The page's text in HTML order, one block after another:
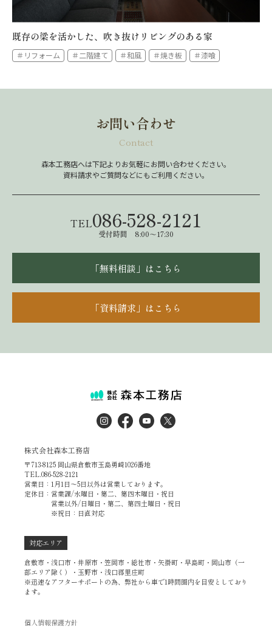
既存の梁を活かした、吹き抜けリビングのある家
＃リフォーム ＃二階建て ＃和風 ＃焼き板 ＃漆喰
お問い合わせ
Contact
森本工務店へは下記よりお気軽にお問い合わせください。
資料請求やご質問などにもご利用ください。
TEL086-528-2121
受付時間 8:00～17:30
「無料相談」はこちら
「資料請求」はこちら
株式会社森本工務店
〒713-8125 岡山県倉敷市玉島勇崎1026番地
TEL.086-528-2121
営業日：1月1日～5日以外は営業しております。
定休日：営業課/水曜日・第二、第四木曜日・祝日
営業以外/日曜日・第二、第四土曜日・祝日
※祝日：日直対応
対応エリア
倉敷市・浅口市・井原市・笠岡市・総社市・矢掛町・早島町・岡山市（一
部エリア除く）・玉野市・浅口郡里庄町
※迅速なアフターサポートの為、弊社から車で1時間圏内を目安としており
ます。
個人情報保護方針